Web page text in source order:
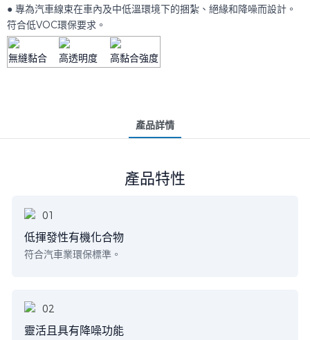
● 專為汽車線束在車內及中低溫環境下的捆紮、絕緣和降噪而設計。
符合低VOC環保要求。
無縫黏合 高透明度 高黏合強度
產品詳情
產品特性
低揮發性有機化合物
符合汽車業環保標準。
靈活且具有降噪功能